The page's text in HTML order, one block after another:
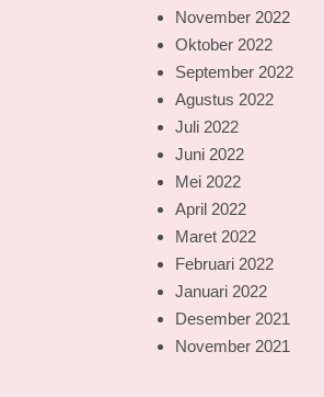
November 2022
Oktober 2022
September 2022
Agustus 2022
Juli 2022
Juni 2022
Mei 2022
April 2022
Maret 2022
Februari 2022
Januari 2022
Desember 2021
November 2021